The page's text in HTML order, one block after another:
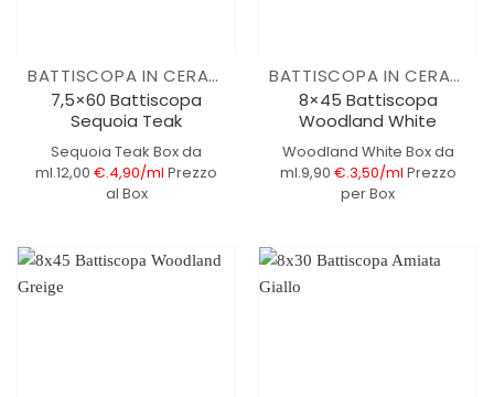
BATTISCOPA IN CERAMICA
7,5×60 Battiscopa
Sequoia Teak
Sequoia Teak Box da
ml.12,00 €.4,90/ml Prezzo
al Box
BATTISCOPA IN CERAMICA
8×45 Battiscopa
Woodland White
Woodland White Box da
ml.9,90 €.3,50/ml Prezzo
per Box